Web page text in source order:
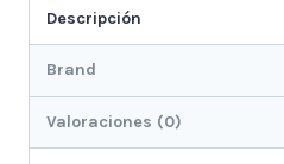
Descripción
Brand
Valoraciones (0)